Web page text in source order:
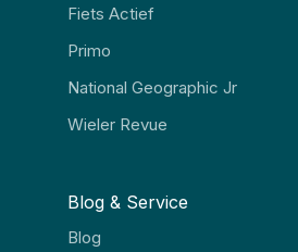
Fiets Actief
Primo
National Geographic Jr
Wieler Revue
Blog & Service
Blog